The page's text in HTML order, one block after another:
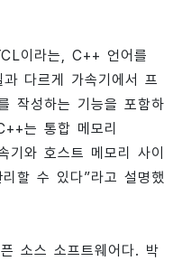
이라는, C++ 언어를
다르게 가속기에서 프
작성하는 기능을 포함하
는 통합 메모리
와 호스트 메모리 사이
할 수 있다”라고 설명했
소스 소프트웨어다. 박